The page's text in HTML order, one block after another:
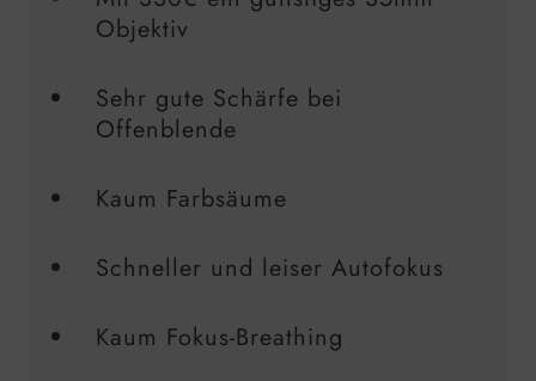
Objektiv
Sehr gute Schärfe bei
Offenblende
Kaum Farbsäume
Schneller und leiser Autofokus
Kaum Fokus-Breathing